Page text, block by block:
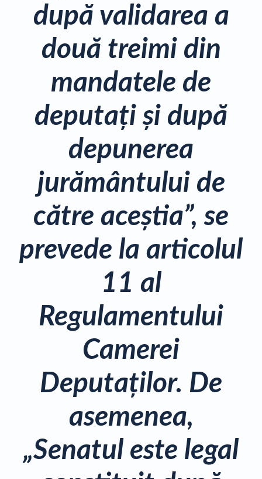
după validarea a
două treimi din
mandatele de
deputaţi şi după
depunerea
jurământului de
către aceştia”, se
prevede la articolul
11 al
Regulamentului
Camerei
Deputaţilor. De
asemenea,
„Senatul este legal